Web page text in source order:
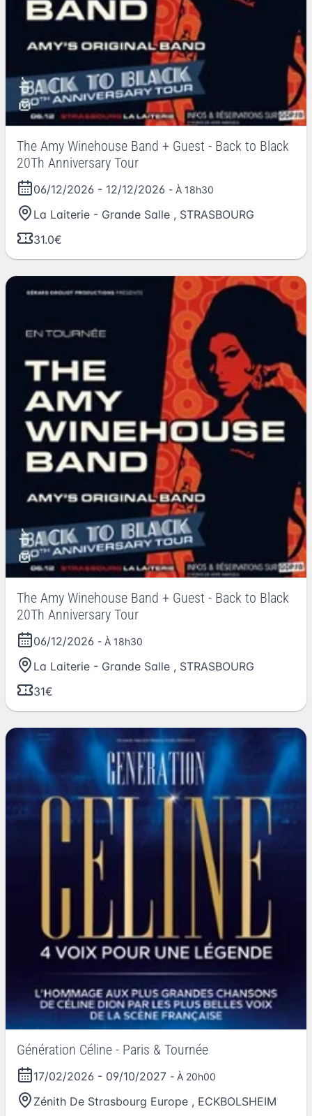
The Amy Winehouse Band + Guest - Back to Black
20Th Anniversary Tour
06/12/2026 - 12/12/2026 - À 18h30
La Laiterie - Grande Salle , STRASBOURG
31.0€
The Amy Winehouse Band + Guest - Back to Black
20Th Anniversary Tour
06/12/2026 - À 18h30
La Laiterie - Grande Salle , STRASBOURG
31€
Génération Céline - Paris & Tournée
17/02/2026 - 09/10/2027 - À 20h00
Zénith De Strasbourg Europe , ECKBOLSHEIM